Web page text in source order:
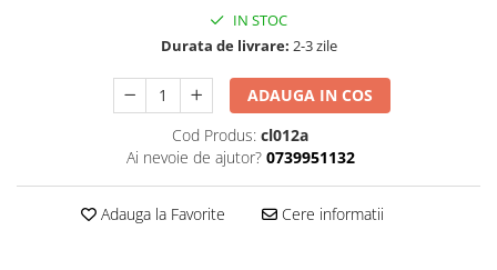
Brelocuri din Inox
Brelocuri de Lemn
IN STOC
Durata de livrare: 2-3 zile
ADAUGA IN COS
Cod Produs: cl012a
Ai nevoie de ajutor? 0739951132
Adauga la Favorite Cere informatii